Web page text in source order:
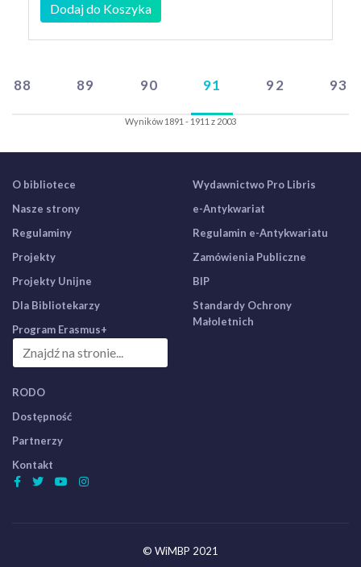
Dodaj do Koszyka
88 89 90 91 92 93
Wyników 1891 - 1911 z 2003
O bibliotece
Nasze strony
Regulaminy
Projekty
Projekty Unijne
Dla Bibliotekarzy
Program Erasmus+
Wydawnictwo Pro Libris
e-Antykwariat
Regulamin e-Antykwariatu
Zamówienia Publiczne
BIP
Standardy Ochrony
Małoletnich
RODO
Dostępność
Partnerzy
Kontakt
© WiMBP 2021